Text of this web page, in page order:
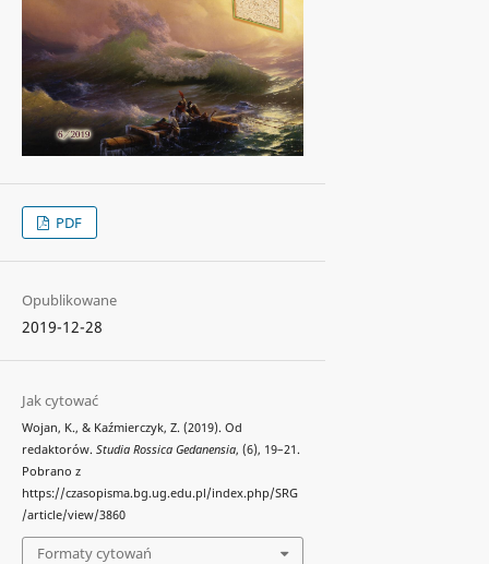
PDF
Opublikowane
2019-12-28
Jak cytować
Wojan, K., & Kaźmierczyk, Z. (2019). Od
redaktorów. Studia Rossica Gedanensia, (6), 19–21.
Pobrano z
https://czasopisma.bg.ug.edu.pl/index.php/SRG
/article/view/3860
Formaty cytowań